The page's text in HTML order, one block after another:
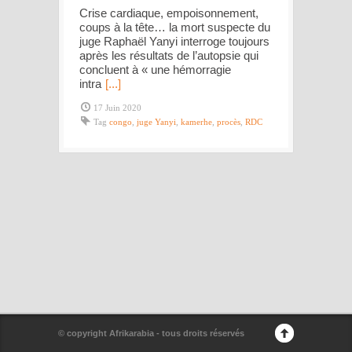
Crise cardiaque, empoisonnement,
coups à la tête… la mort suspecte du
juge Raphaël Yanyi interroge toujours
après les résultats de l’autopsie qui
concluent à « une hémorragie
intra [...]
17 Juin 2020
Tag congo juge Yanyi kamerhe procès RDC
© copyright Afrikarabia - tous droits réservés